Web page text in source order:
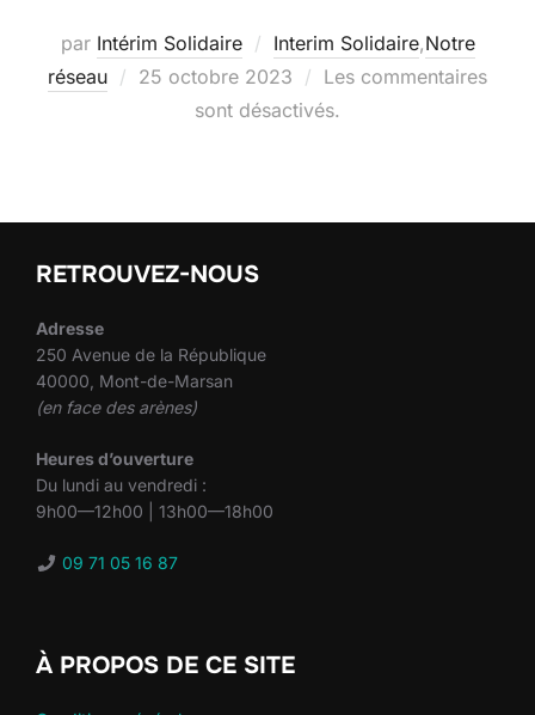
par Intérim Solidaire Interim Solidaire,Notre
réseau
Publié
25 octobre 2023
Les commentaires
sont désactivés.
RETROUVEZ-NOUS
Adresse
250 Avenue de la République
40000, Mont-de-Marsan
(en face des arènes)
Heures d’ouverture
Du lundi au vendredi :
9h00—12h00 | 13h00—18h00
09 71 05 16 87
À PROPOS DE CE SITE